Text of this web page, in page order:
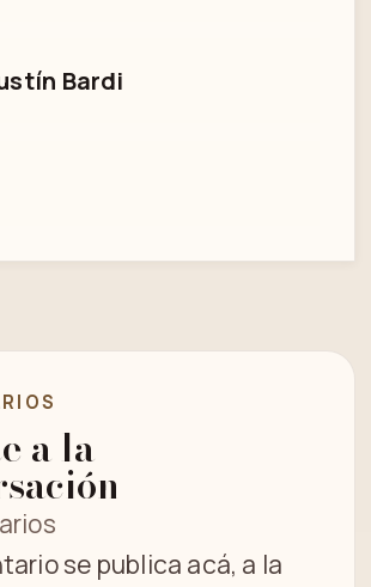
Bardi
a la
se publica acá, a la